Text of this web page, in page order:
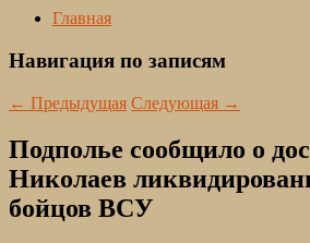
Главная
Навигация по записям
← Предыдущая Следующая →
Подполье сообщило о
Николаев
бойцов ВСУ